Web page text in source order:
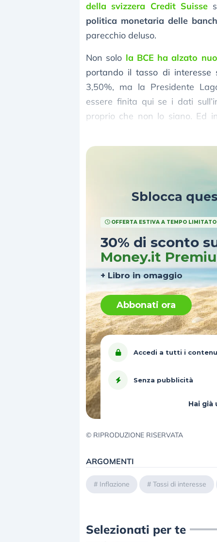
della svizzera Credit Suisse
politica monetaria delle
parecchio deluso.
Non solo la BCE ha alzato
portando il tasso di interesse
3,50%, ma la Presidente
essere finita qui se i dati
proprio che non lo siano. Ed
Sblocca
OFFERTA ESTIVA A TEMPO LIMITATO
30% di sconto
Money.it
+ Libro in omaggio
Abbonati ora
Accedi a tutti i
Senza pubblicità
Hai già
© RIPRODUZIONE RISERVATA
ARGOMENTI
# Inflazione # Tassi di interesse
Selezionati per te